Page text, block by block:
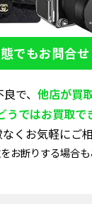
でもお問合
で、 他店が買
うではお買取で
くお気軽にご
お断りする場合